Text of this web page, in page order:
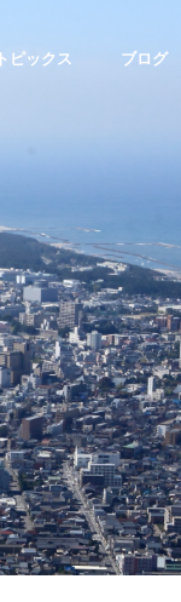
トピックス ブログ